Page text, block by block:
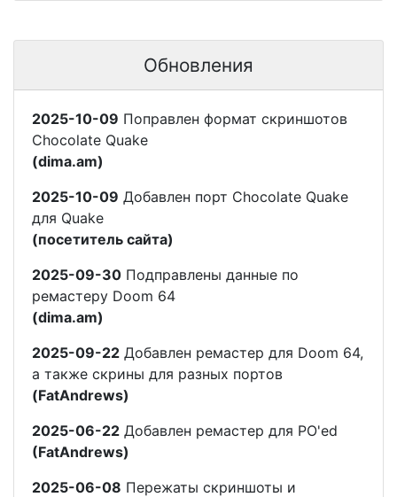
Обновления
2025-10-09 Поправлен формат скриншотов
Chocolate Quake
(dima.am)
2025-10-09 Добавлен порт Chocolate Quake
для Quake
(посетитель сайта)
2025-09-30 Подправлены данные по
ремастеру Doom 64
(dima.am)
2025-09-22 Добавлен ремастер для Doom 64,
а также скрины для разных портов
(FatAndrews)
2025-06-22 Добавлен ремастер для PO'ed
(FatAndrews)
2025-06-08 Пережаты скриншоты и